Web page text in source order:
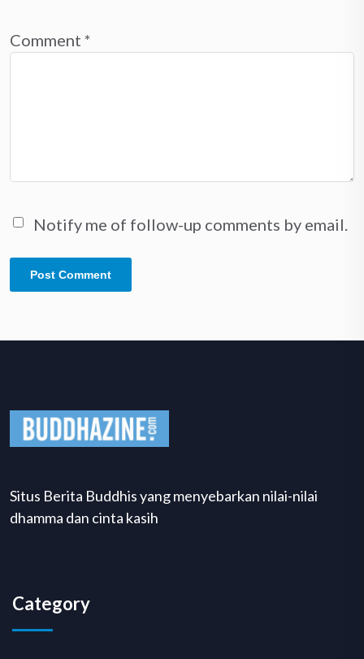
Comment *
Notify me of follow-up comments by email.
Situs Berita Buddhis yang menyebarkan nilai-nilai
dhamma dan cinta kasih
Category